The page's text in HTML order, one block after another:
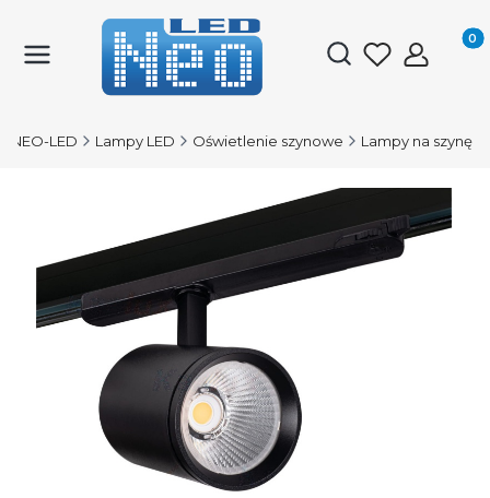
Otwórz
NEO-LED Lampy LED Oświetlenie szynowe Lampy na szynę